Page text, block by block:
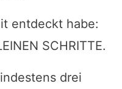
entdeckt habe:
SCHRITTE.
drei